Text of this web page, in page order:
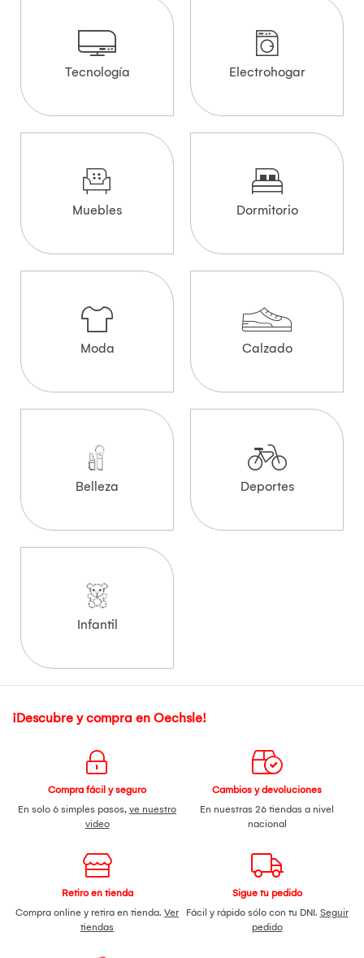
Tecnología Electrohogar
Muebles Dormitorio
Moda Calzado
Belleza Deportes
Infantil
¡Descubre y compra en Oechsle!
Compra fácil y seguro
En solo 6 simples pasos, ve nuestro
video
Cambios y devoluciones
En nuestras 26 tiendas a nivel
nacional
Retiro en tienda
Compra online y retira en tienda. Ver
tiendas
Sigue tu pedido
Fácil y rápido sólo con tu DNI. Seguir
pedido